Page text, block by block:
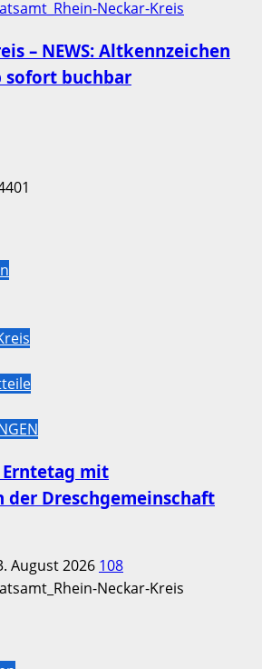
– NEWS: Altkennzeichen
sofort buchbar
mit
der Dreschgemeinschaft
August 2026 108